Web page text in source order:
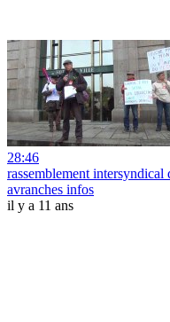
28:46
rassemblement
avranches infos
il y a 11 ans